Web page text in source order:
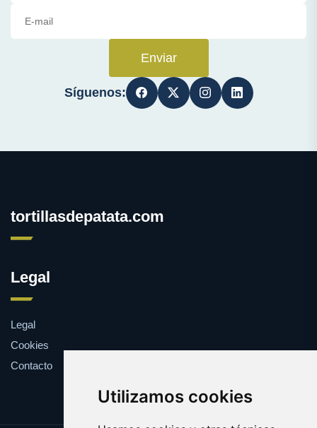
Utilizamos cookies
Enviar
Síguenos:
tortillasdepatata.com
Legal
Legal
Cookies
Contacto